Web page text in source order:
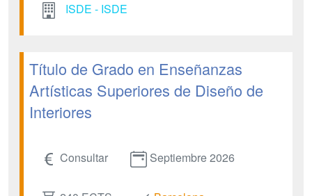
ISDE - ISDE
Título de Grado en Enseñanzas
Artísticas Superiores de Diseño de
Interiores
Consultar Septiembre 2026